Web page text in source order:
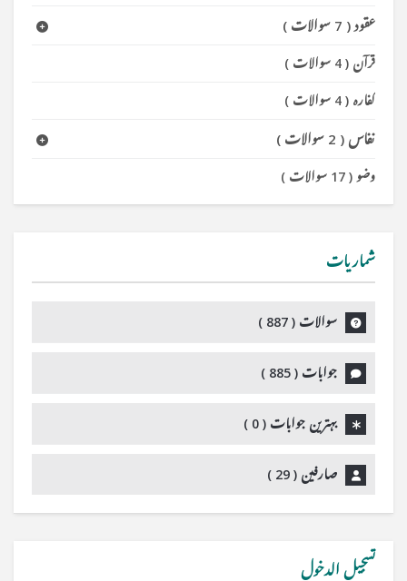
عقود ( 7 سوالات )
قرآن ( 4 سوالات )
کفارہ ( 4 سوالات )
نفاس ( 2 سوالات )
وضو ( 17 سوالات )
شماریات
سوالات ( 887
)
جوابات ( 885
)
بہترین جوابات ( 0
)
صارفین ( 29
)
تسجيل الدخول